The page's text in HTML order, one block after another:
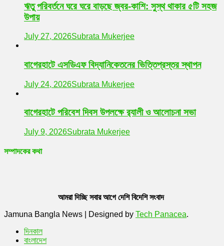
ঋতু পরিবর্তনে ঘরে ঘরে বাড়ছে জ্বর-কাশি: সুস্থ থাকার ৫টি সহজ
উপায়
July 27, 2026Subrata Mukerjee
বাগেরহাটে এসডিএফ বিদ্যানিকেতনের ভিত্তিপ্রস্তর স্থাপন
July 24, 2026Subrata Mukerjee
বাগেরহাটে পরিবেশ দিবস উপলক্ষে র‌্যালী ও আলোচনা সভা
July 9, 2026Subrata Mukerjee
সম্পাদকের কথা
আমরা দিচ্ছি সবার আগে দেশি বিদেশি সংবাদ
Jamuna Bangla News
Designed by Tech Panacea.
দিনকাল
বাংলাদেশ